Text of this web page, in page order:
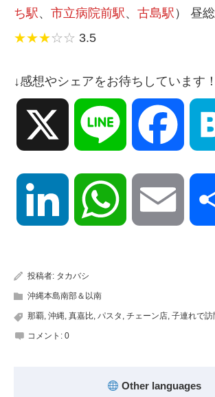
ち駅、 市立病院前駅、 古島駅 ） 昼
★★★☆☆ 3.5
↓感想やシェアをお待ちしています！
Line
LinkedIn WhatsApp Email
投稿者: タカバシ
沖縄本島南部＆以南
那覇, 沖縄, 真嘉比, パスタ , チェーン店, 子連れで訪
コメント: 0
Other languages